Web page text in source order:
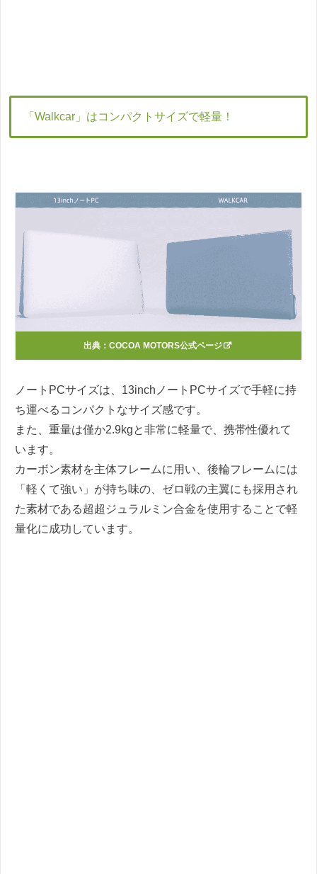
「Walkcar」はコンパクトサイズで軽量！
出典： COCOA MOTORS公式ページ
ノートPCサイズは、13inchノートPCサイズ​で手軽に持
ち運べるコンパクトなサイズ感です。
また、重量は僅か2.9kgと非常に軽量で、 携帯性優れて
います。
カーボン素材を主体フレームに用い、後輪フレームには
「軽くて強い」が持ち味の、ゼロ戦の主翼にも採用され
た素材である超超ジュラルミン合金を使用することで軽
量化に成功しています。